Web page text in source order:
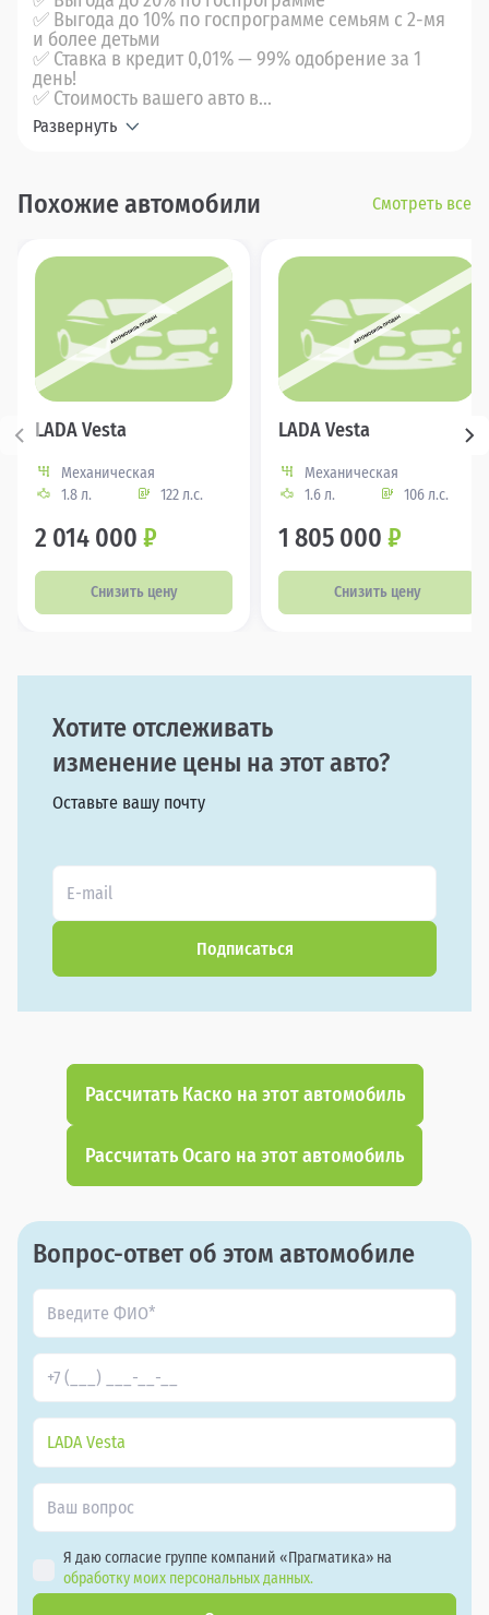
✅ Выгода до 10% по госпрограмме семьям с 2-мя
и более детьми
✅ Ставка в кредит 0,01% — 99% одобрение за 1
день!
✅ Стоимость вашего авто в...
Развернуть
Похожие автомобили Смотреть все
LADA Vesta
Механическая
1.8 л.
122 л.с.
2 014 000 ₽
Снизить цену
LADA Vesta
Механическая
1.6 л.
106 л.с.
1 805 000 ₽
Снизить цену
Хотите отслеживать
изменение цены на этот авто?
Оставьте вашу почту
Подписаться
Рассчитать Каско на этот автомобиль
Рассчитать Осаго на этот автомобиль
Вопрос-ответ об этом автомобиле
LADA Vesta
Я даю согласие группе компаний «Прагматика» на
обработку моих персональных данных.